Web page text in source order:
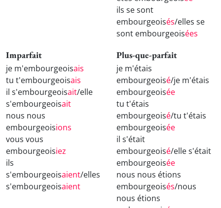
ils se sont
embourgeoisés/elles se
sont embourgeoisées
Imparfait
je m'embourgeoisais
tu t'embourgeoisais
il s'embourgeoisait/elle
s'embourgeoisait
nous nous
embourgeoisions
vous vous
embourgeoisiez
ils
s'embourgeoisaient/elles
s'embourgeoisaient
Plus-que-parfait
je m'étais
embourgeoisé/je m'étais
embourgeoisée
tu t'étais
embourgeoisé/tu t'étais
embourgeoisée
il s'était
embourgeoisé/elle s'était
embourgeoisée
nous nous étions
embourgeoisés/nous
nous étions